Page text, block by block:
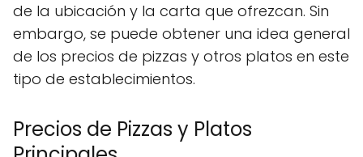
de la ubicación y la carta que ofrezcan. Sin
embargo, se puede obtener una idea general
de los precios de pizzas y otros platos en este
tipo de establecimientos.
Precios de Pizzas y Platos